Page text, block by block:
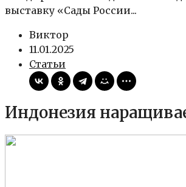
выставку «Сады России...
Виктор
11.01.2025
Статьи
Индонезия